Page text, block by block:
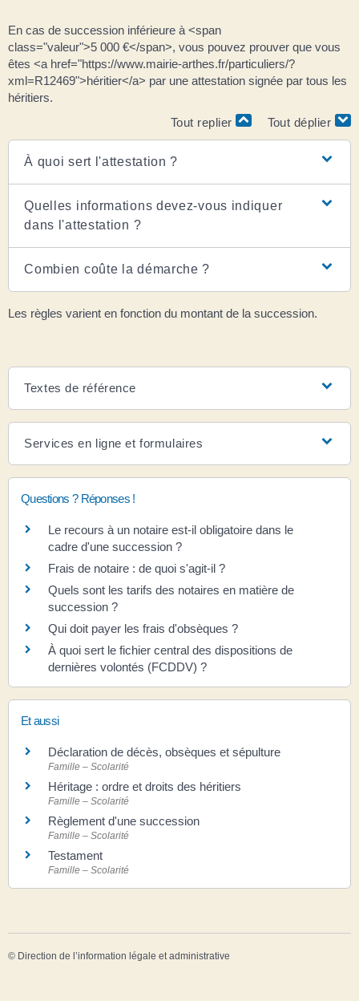
En cas de succession inférieure à <span
class="valeur">5 000 €</span>, vous pouvez prouver que vous
êtes <a href="https://www.mairie-arthes.fr/particuliers/?
xml=R12469">héritier</a> par une attestation signée par tous les
héritiers.
Tout replier
Tout déplier
À quoi sert l'attestation ?
Quelles informations devez-vous indiquer
dans l'attestation ?
Combien coûte la démarche ?
Les règles varient en fonction du montant de la succession.
Textes de référence
Services en ligne et formulaires
Questions ? Réponses !
Le recours à un notaire est-il obligatoire dans le
cadre d'une succession ?
Frais de notaire : de quoi s'agit-il ?
Quels sont les tarifs des notaires en matière de
succession ?
Qui doit payer les frais d'obsèques ?
À quoi sert le fichier central des dispositions de
dernières volontés (FCDDV) ?
Et aussi
Déclaration de décès, obsèques et sépulture
Famille – Scolarité
Héritage : ordre et droits des héritiers
Famille – Scolarité
Règlement d'une succession
Famille – Scolarité
Testament
Famille – Scolarité
© Direction de l’information légale et administrative